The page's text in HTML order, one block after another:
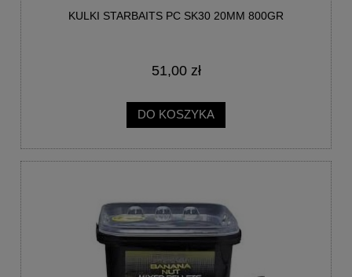
KULKI STARBAITS PC SK30 20MM 800GR
51,00 zł
DO KOSZYKA